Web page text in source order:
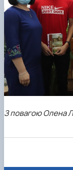
З повагою Олена